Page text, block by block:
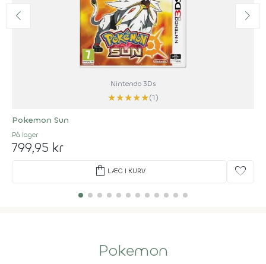
Nintendo 3Ds
★★★★★(1)
Pokemon Sun
På lager
799,95 kr
shopping_bag LÆG I KURV favorite
Pokemon